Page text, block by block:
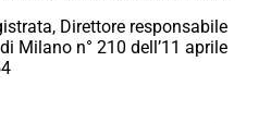
Direttore responsabile
Milano n° 210 dell’11 aprile